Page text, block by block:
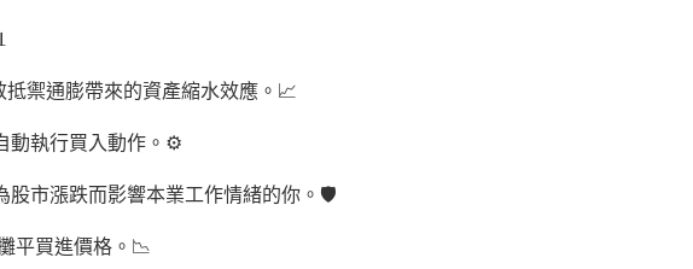
禦通膨帶來的資產縮水效應。📈
動執行買入動作。⚙️
股市漲跌而影響本業工作情緒的你。🛡️
平買進價格。📉